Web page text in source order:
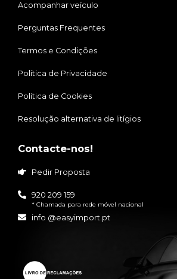
Acompanhar veículo
Perguntas Frequentes
Termos e Condições
Política de Privacidade
Política de Cookies
Resolução alternativa de litígios
Contacte-nos!
Pedir Proposta
920 209 159
* Chamada para rede móvel nacional
info @easyimport.pt